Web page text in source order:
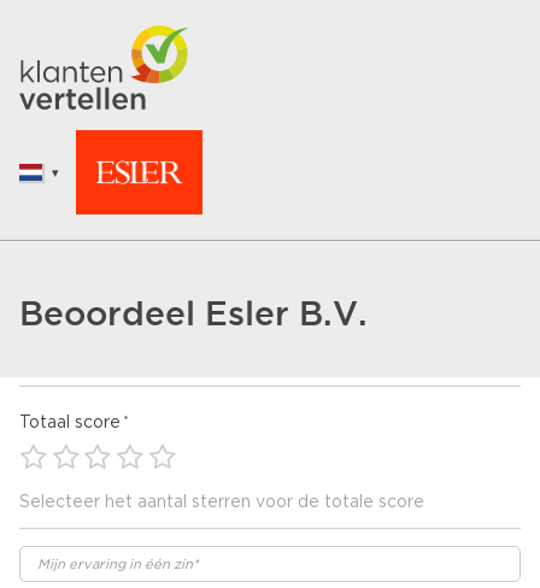
Beoordeel Esler B.V.
Totaal score
Selecteer het aantal sterren voor de totale score